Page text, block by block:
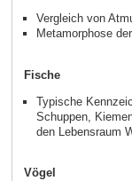
Vergleich von
Metamorphose
Fische
Typische
Schuppen,
den Lebensraum
Vögel